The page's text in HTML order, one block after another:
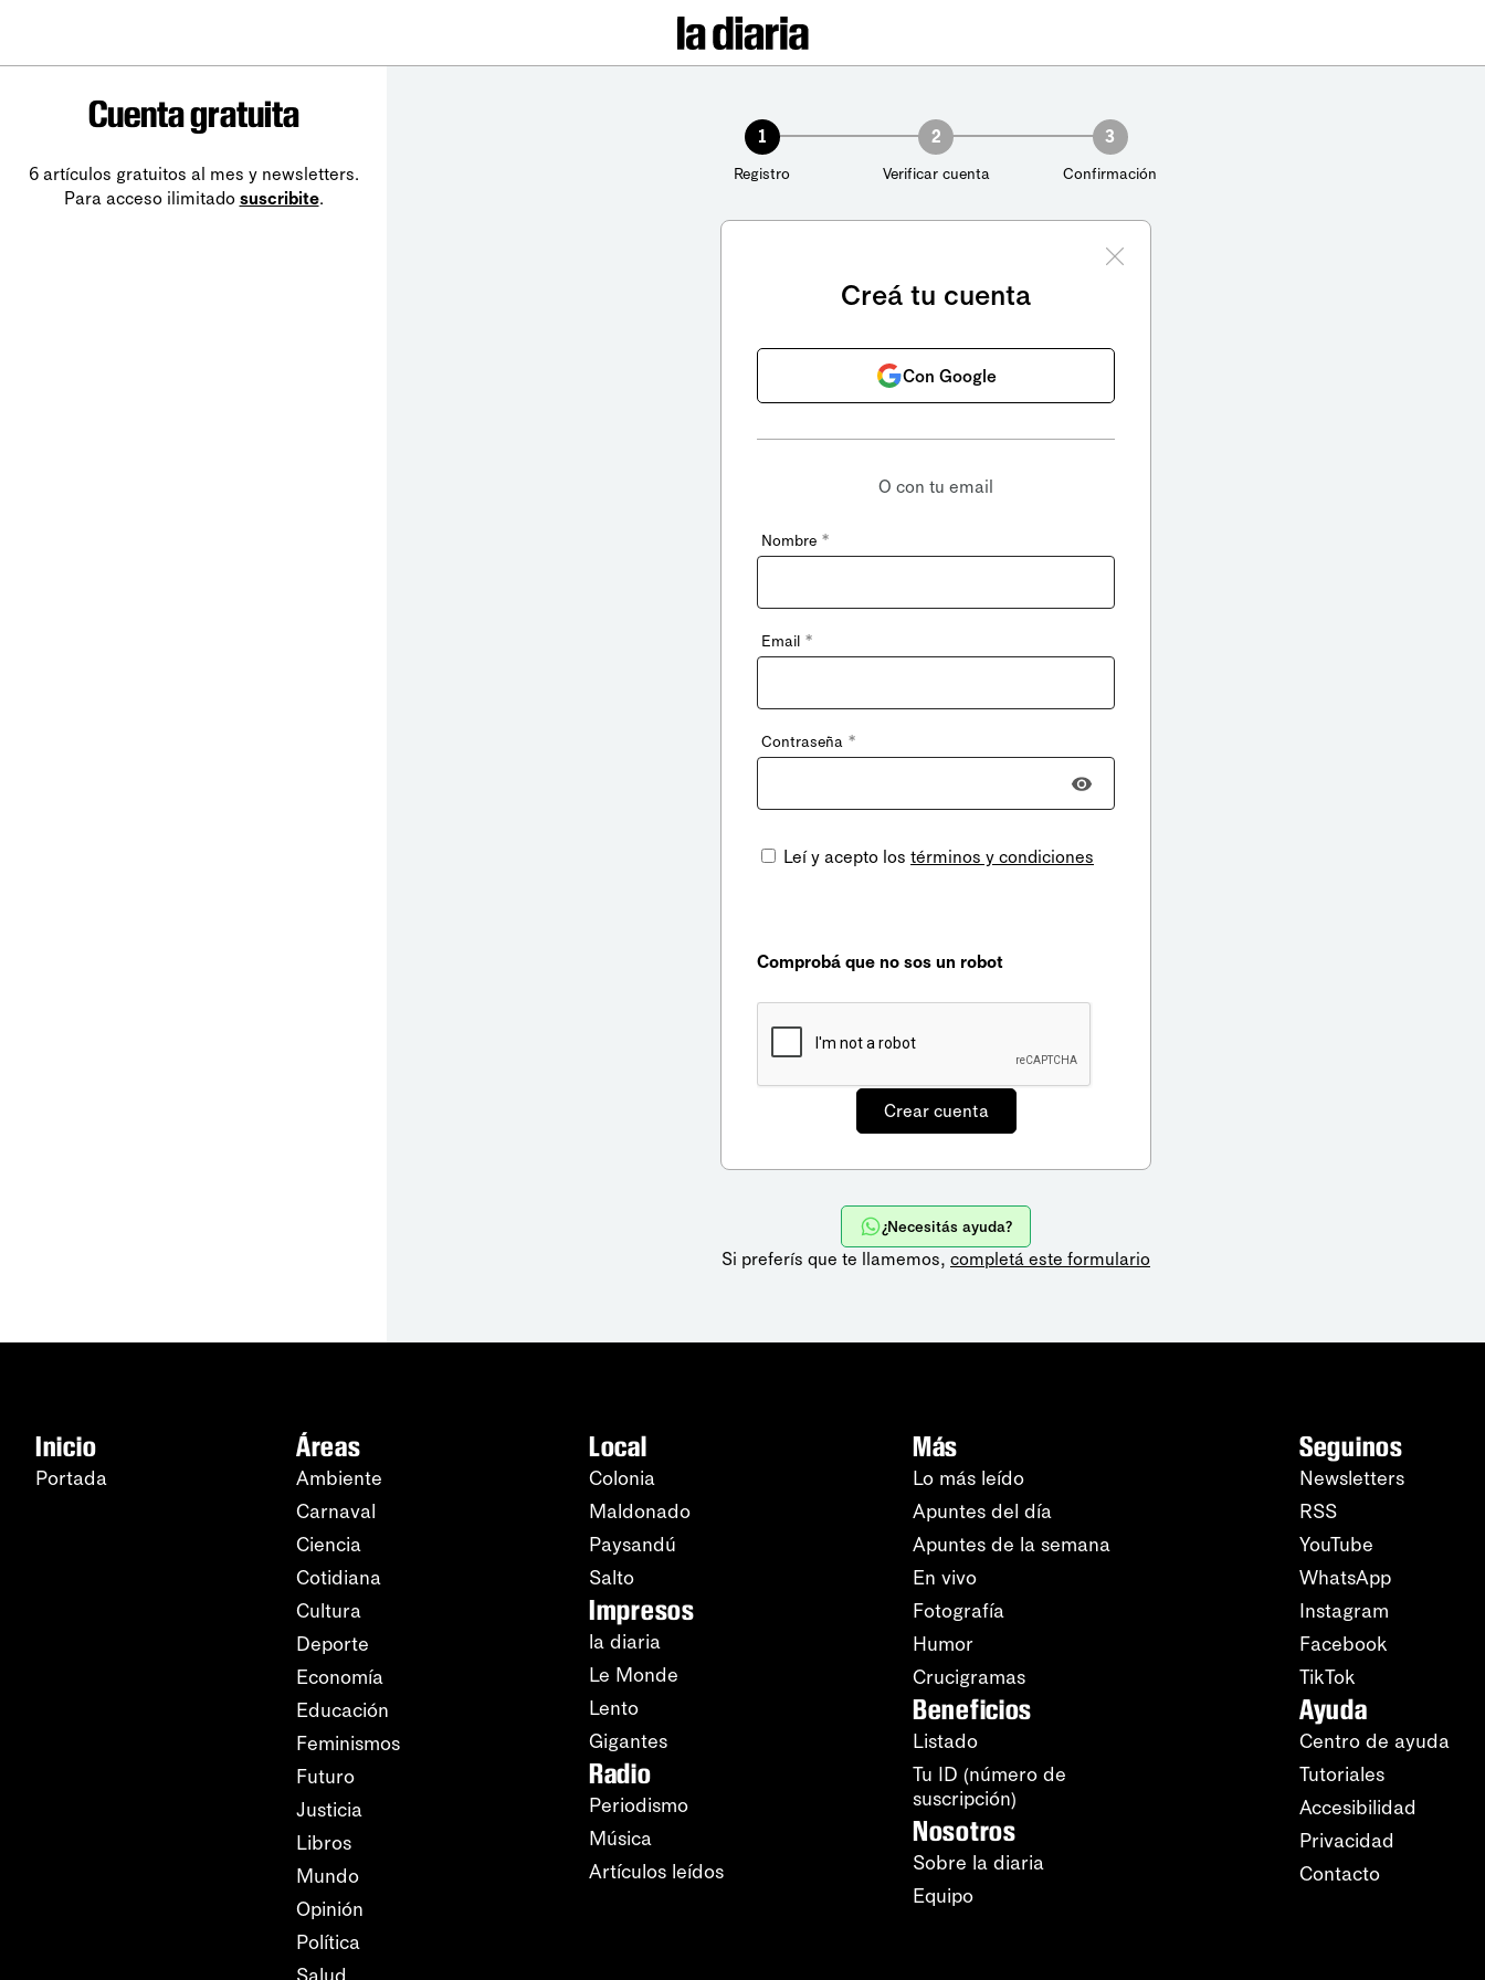
Cuenta gratuita
6 artículos gratuitos al mes y newsletters.
Para acceso ilimitado suscribite.
1
Registro
2
Verificar cuenta
3
Confirmación
Creá tu cuenta
Con Google
O con tu email
Nombre *
Email *
Contraseña *
Leí y acepto los términos y condiciones
Comprobá que no sos un robot
¿Necesitás ayuda?
Si preferís que te llamemos, completá este formulario
Inicio
Portada
Áreas
Ambiente
Carnaval
Ciencia
Cotidiana
Cultura
Deporte
Economía
Educación
Feminismos
Futuro
Justicia
Libros
Mundo
Opinión
Política
Local
Colonia
Maldonado
Paysandú
Salto
Impresos
la diaria
Le Monde
Lento
Gigantes
Radio
Periodismo
Música
Artículos leídos
Más
Lo más leído
Apuntes del día
Apuntes de la semana
En vivo
Fotografía
Humor
Crucigramas
Beneficios
Listado
Tu ID (número de
suscripción)
Nosotros
Sobre la diaria
Equipo
Seguinos
Newsletters
RSS
YouTube
WhatsApp
Instagram
Facebook
TikTok
Ayuda
Centro de ayuda
Tutoriales
Accesibilidad
Privacidad
Contacto